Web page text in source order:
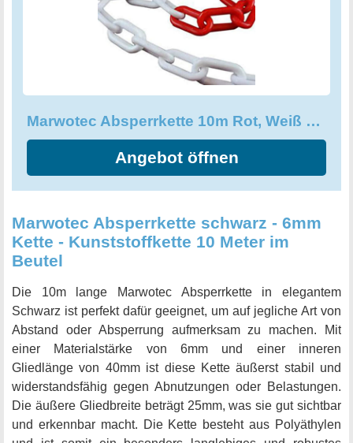
Errichtung einer Sperrzone bei Warteschlangen, Märkten,
Kirmes oder ähnlichen Veranstaltungen. Mit der Marwotec
Absperrkette setzen Sie auf eine hochwertige und
zuverlässige Lösung für Ihre Absicherungsbedürfnisse.
Marwotec Absperrkette 10m Rot, Weiß 6mm Stärke Kunststoffkette 10m im Beutel
Angebot öffnen
Marwotec Absperrkette schwarz - 6mm
Kette - Kunststoffkette 10 Meter im
Beutel
Die 10m lange Marwotec Absperrkette in elegantem
Schwarz ist perfekt dafür geeignet, um auf jegliche Art von
Abstand oder Absperrung aufmerksam zu machen. Mit
einer Materialstärke von 6mm und einer inneren
Gliedlänge von 40mm ist diese Kette äußerst stabil und
widerstandsfähig gegen Abnutzungen oder Belastungen.
Die äußere Gliedbreite beträgt 25mm, was sie gut sichtbar
und erkennbar macht. Die Kette besteht aus Polyäthylen